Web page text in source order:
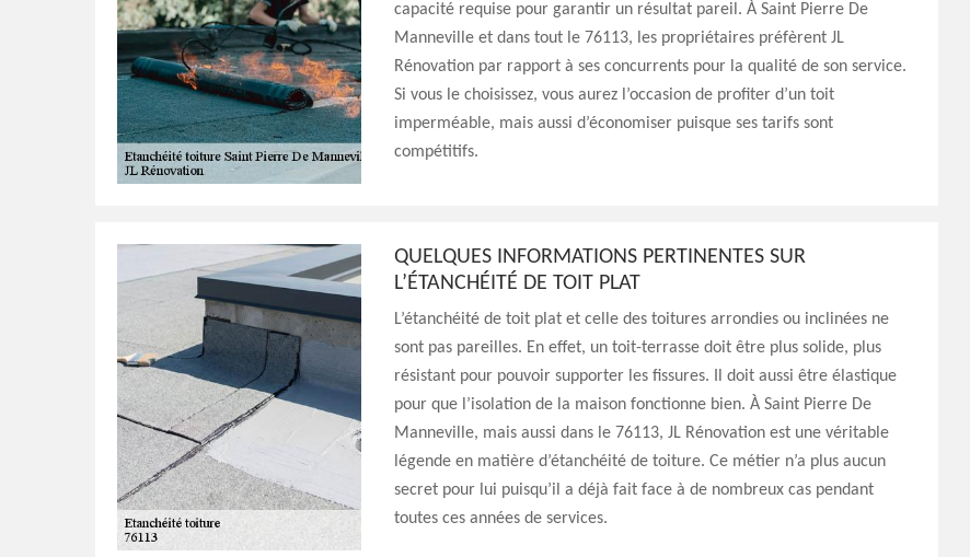
capacité requise pour garantir un résultat pareil. À Saint Pierre De
Manneville et dans tout le 76113, les propriétaires préfèrent JL
Rénovation par rapport à ses concurrents pour la qualité de son service.
Si vous le choisissez, vous aurez l’occasion de profiter d’un toit
imperméable, mais aussi d’économiser puisque ses tarifs sont
compétitifs.
QUELQUES INFORMATIONS PERTINENTES SUR
L’ÉTANCHÉITÉ DE TOIT PLAT
L’étanchéité de toit plat et celle des toitures arrondies ou inclinées ne
sont pas pareilles. En effet, un toit-terrasse doit être plus solide, plus
résistant pour pouvoir supporter les fissures. Il doit aussi être élastique
pour que l’isolation de la maison fonctionne bien. À Saint Pierre De
Manneville, mais aussi dans le 76113, JL Rénovation est une véritable
légende en matière d’étanchéité de toiture. Ce métier n’a plus aucun
secret pour lui puisqu’il a déjà fait face à de nombreux cas pendant
toutes ces années de services.